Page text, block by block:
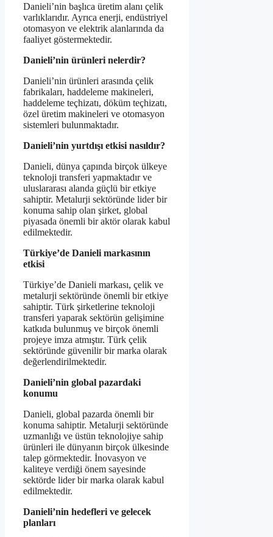
Danieli’nin başlıca üretim alanı çelik
varlıklarıdır. Ayrıca enerji, endüstriyel
otomasyon ve elektrik alanlarında da
faaliyet göstermektedir.
Danieli’nin ürünleri nelerdir?
Danieli’nin ürünleri arasında çelik
fabrikaları, haddeleme makineleri,
haddeleme teçhizatı, döküm teçhizatı,
özel üretim makineleri ve otomasyon
sistemleri bulunmaktadır.
Danieli’nin yurtdışı etkisi nasıldır?
Danieli, dünya çapında birçok ülkeye
teknoloji transferi yapmaktadır ve
uluslararası alanda güçlü bir etkiye
sahiptir. Metalurji sektöründe lider bir
konuma sahip olan şirket, global
piyasada önemli bir aktör olarak kabul
edilmektedir.
Türkiye’de Danieli markasının
etkisi
Türkiye’de Danieli markası, çelik ve
metalurji sektöründe önemli bir etkiye
sahiptir. Türk şirketlerine teknoloji
transferi yaparak sektörün gelişimine
katkıda bulunmuş ve birçok önemli
projeye imza atmıştır. Türk çelik
sektöründe güvenilir bir marka olarak
değerlendirilmektedir.
Danieli’nin global pazardaki
konumu
Danieli, global pazarda önemli bir
konuma sahiptir. Metalurji sektöründe
uzmanlığı ve üstün teknolojiye sahip
ürünleri ile dünyanın birçok ülkesinde
talep görmektedir. İnovasyon ve
kaliteye verdiği önem sayesinde
sektörde lider bir marka olarak kabul
edilmektedir.
Danieli’nin hedefleri ve gelecek
planları